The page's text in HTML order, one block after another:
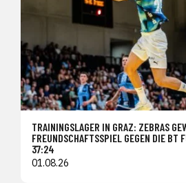
TRAININGSLAGER IN GRAZ: ZEBRAS
FREUNDSCHAFTSSPIEL GEGEN DIE BT
37:24
01.08.26